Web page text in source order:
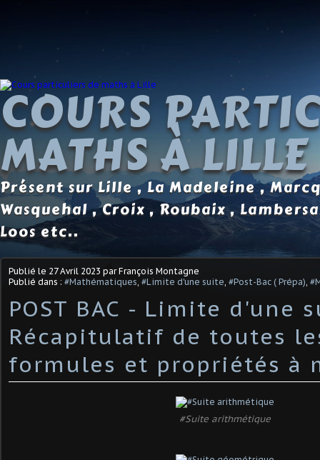
COURS
MATHS À LILLE
Présent sur Lille , La Madeleine ,
Wasquehal , Croix , Roubaix ,
Loos etc..
Publié le 27 Avril 2023 par François Montagne
Publié dans : #Mathématiques #Limite d'une suite #Post-Bac ( Prépa)
POST BAC - Limite d'une
Récapitulatif de toutes
formules et propriétés à
#Suite arithmétique